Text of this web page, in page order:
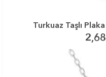
Turkuaz Taşlı